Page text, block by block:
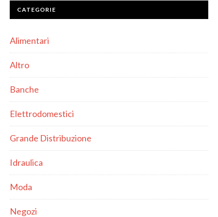
CATEGORIE
Alimentari
Altro
Banche
Elettrodomestici
Grande Distribuzione
Idraulica
Moda
Negozi